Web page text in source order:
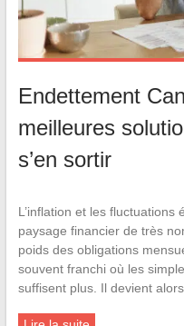
Endettement
meilleures
s’en sortir
L’inflation et les fluctuations
paysage financier de très
poids des obligations
souvent franchi où les
suffisent plus. Il devient